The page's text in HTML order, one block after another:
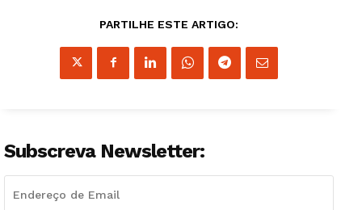
PARTILHE ESTE ARTIGO:
Subscreva Newsletter: